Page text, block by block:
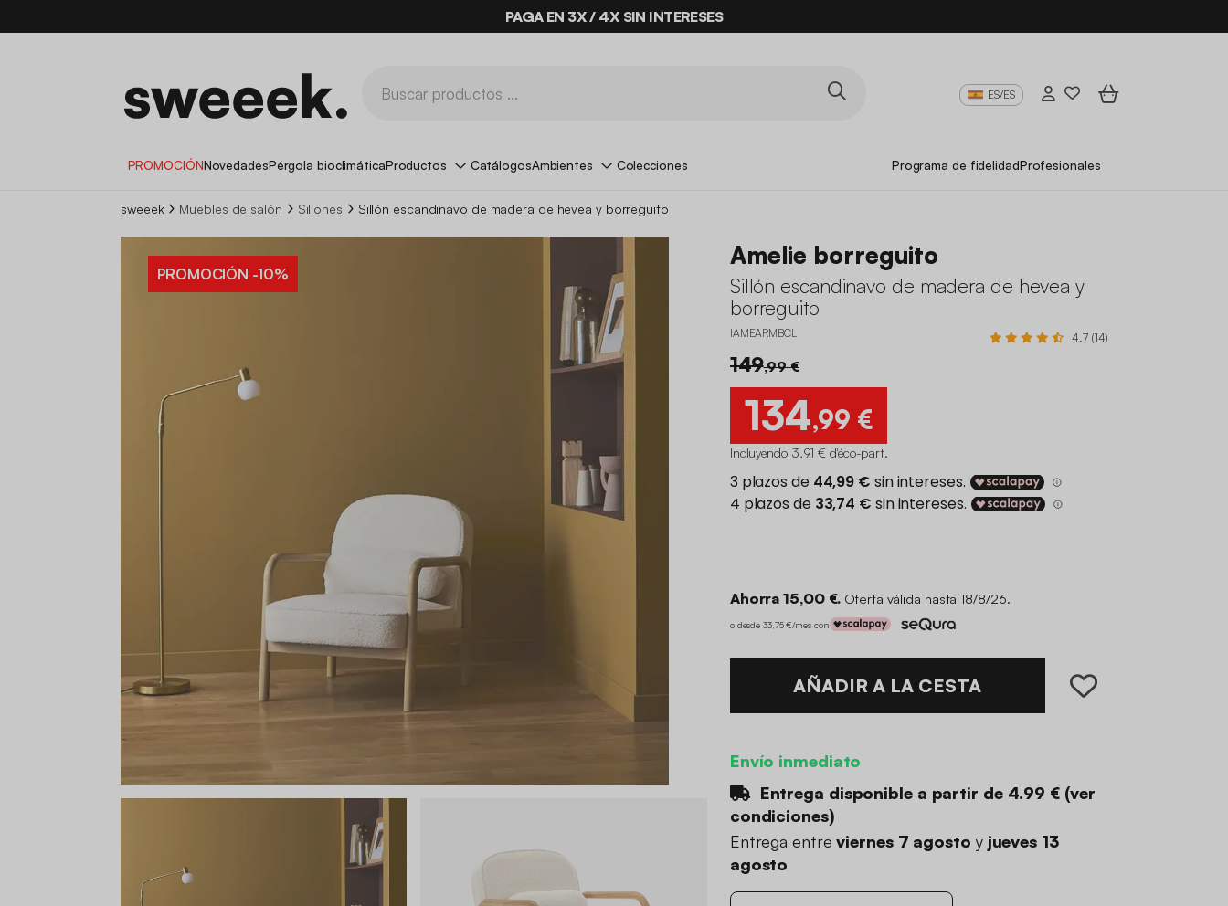
PAGA EN 3X / 4X SIN INTERESES
ES/ES
PROMOCIÓNNovedadesPérgola bioclimáticaProductos CatálogosAmbientes Colecciones Programa de fidelidadProfesionales
sweeek Muebles de salón Sillones Sillón escandinavo de madera de hevea y borreguito
PROMOCIÓN -10%
Amelie borreguito
Sillón escandinavo de madera de hevea y
borreguito
IAMEARMBCL 4.7 (14)
149,99 €
134,99 €
Incluyendo 3,91 € d'éco-part.
Ahorra 15,00 €. Oferta válida hasta 18/8/26.
o desde 33,75 €/mes con
AÑADIR A LA CESTA
Envío inmediato
Entrega disponible a partir de 4.99 € (ver
condiciones)
Entrega entreviernes 7 agosto y jueves 13
agosto